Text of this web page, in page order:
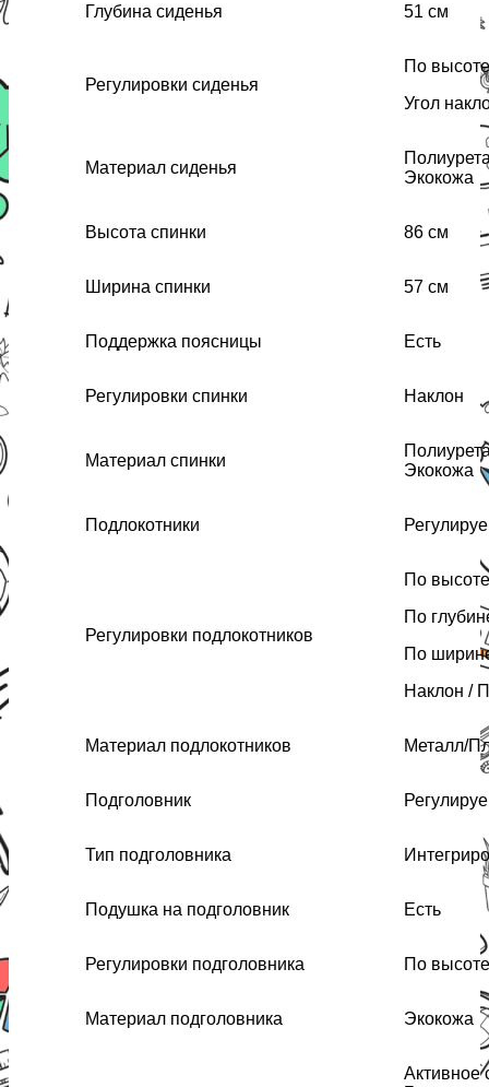
Глубина сиденья 51 см
Регулировки сиденья
По высоте
Угол
Материал сиденья
Экокожа
Высота спинки 86 см
Ширина спинки 57 см
Поддержка поясницы Есть
Регулировки спинки Наклон
Материал спинки
Экокожа
Подлокотники
Регулировки подлокотников
По высоте
По
По
Наклон /
Материал подлокотников Металл/
Подголовник
Тип подголовника
Подушка на подголовник Есть
Регулировки подголовника По высоте
Материал подголовника Экокожа
Активное